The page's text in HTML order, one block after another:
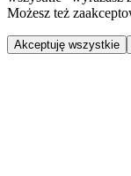
Możesz też
Akceptuję wszystkie